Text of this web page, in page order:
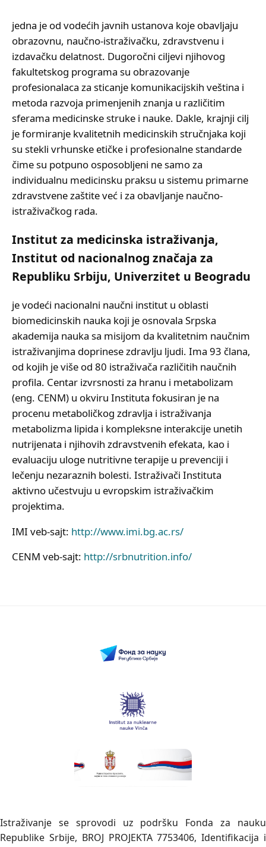
jedna je od vodećih javnih ustanova koje obavljaju
obrazovnu, naučno-istraživačku, zdravstvenu i
izdavačku delatnost. Dugoročni ciljevi njihovog
fakultetskog programa su obrazovanje
profesionalaca za sticanje komunikacijskih veština i
metoda razvoja primenjenih znanja u različitim
sferama medicinske struke i nauke. Dakle, krajnji cilj
je formiranje kvalitetnih medicinskih stručnjaka koji
su stekli vrhunske etičke i profesionalne standarde
čime su potpuno osposobljeni ne samo za
individualnu medicinsku praksu u sistemu primarne
zdravstvene zaštite već i za obavljanje naučno-
istraživačkog rada.
Institut za medicinska istraživanja,
Institut od nacionalnog značaja za
Republiku Srbiju, Univerzitet u Beogradu
je vodeći nacionalni naučni institut u oblasti
biomedicinskih nauka koji je osnovala Srpska
akademija nauka sa misijom da kvalitetnim naučnim
istraživanjima doprinese zdravlju ljudi. Ima 93 člana,
od kojih je više od 80 istraživača različitih naučnih
profila. Centar izvrsnosti za hranu i metabolizam
(eng. CENM) u okviru Instituta fokusiran je na
procenu metaboličkog zdravlja i istraživanja
metabolizma lipida i kompleksne interakcije unetih
nutrijenata i njihovih zdravstvenih efekata, kao i
evaluaciju uloge nutritivne terapije u prevenciji i
lečenju nezaraznih bolesti. Istraživači Instituta
aktivno učestvuju u evropskim istraživačkim
projektima.
IMI veb-sajt: http://www.imi.bg.ac.rs/
CENM veb-sajt: http://srbnutrition.info/
Istraživanje se sprovodi uz podršku Fonda za nauku
Republike Srbije, BROJ PROJEKTA 7753406, Identifikacija i